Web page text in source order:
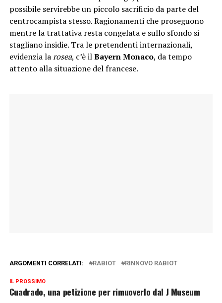
possibile servirebbe un piccolo sacrificio da parte del
centrocampista stesso. Ragionamenti che proseguono
mentre la trattativa resta congelata e sullo sfondo si
stagliano insidie. Tra le pretendenti internazionali,
evidenzia larosea, c’è ilBayern Monaco, da tempo
attento alla situazione del francese.
ARGOMENTI CORRELATI: RABIOT RINNOVO RABIOT
IL PROSSIMO
Cuadrado, una petizione per rimuoverlo dal J Museum